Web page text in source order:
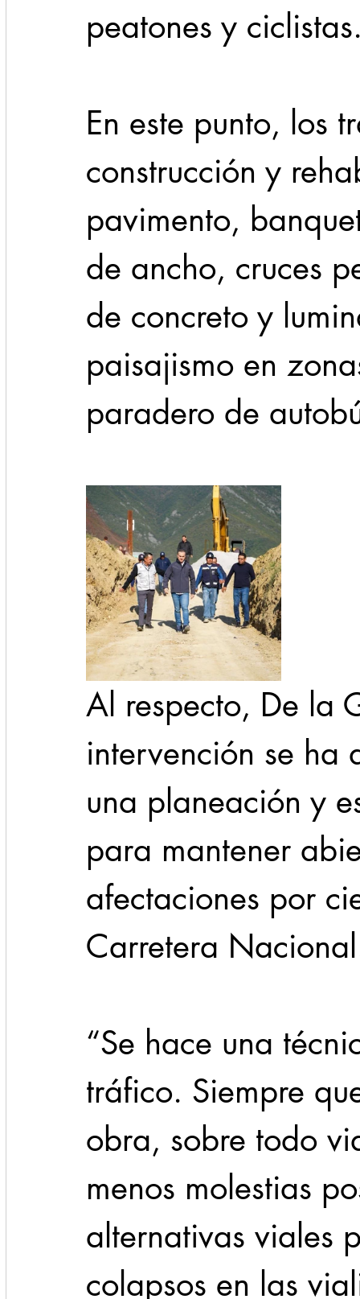
peatones y
En este punto, los
construcción y
pavimento,
de ancho, cruces
de concreto y
paisajismo en
paradero de
Al respecto, De la
intervención se
una planeación y
para mantener
afectaciones por
Carretera
“Se hace una
tráfico. Siempre
obra, sobre todo
menos molestias
alternativas viales
colapsos en las